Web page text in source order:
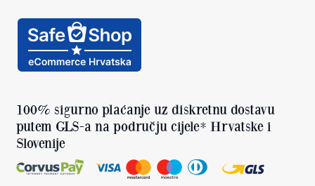
100% sigurno plaćanje uz diskretnu dostavu
putem GLS-a na području cijele* Hrvatske i
Slovenije